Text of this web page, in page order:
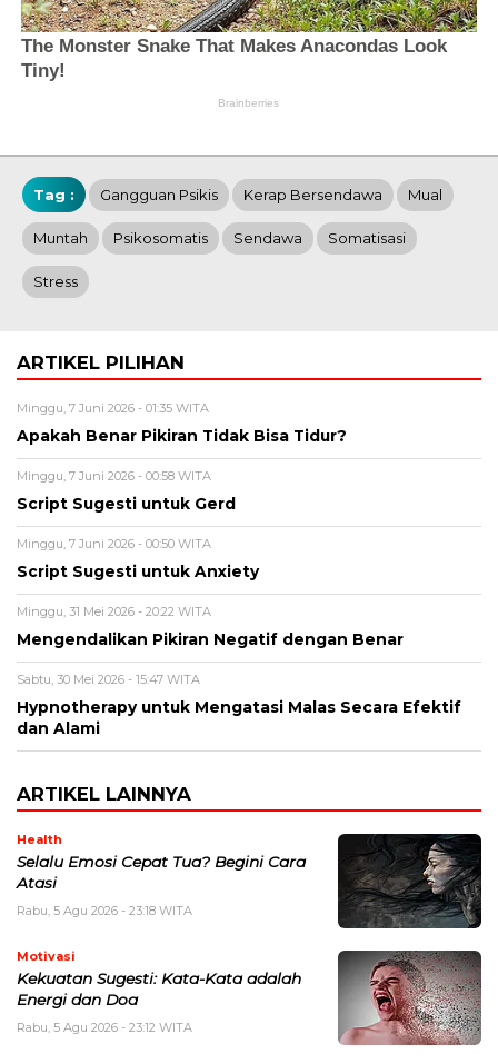
Tag : Gangguan Psikis Kerap Bersendawa Mual
Muntah Psikosomatis Sendawa Somatisasi
Stress
ARTIKEL PILIHAN
Minggu, 7 Juni 2026 - 01:35 WITA
Apakah Benar Pikiran Tidak Bisa Tidur?
Minggu, 7 Juni 2026 - 00:58 WITA
Script Sugesti untuk Gerd
Minggu, 7 Juni 2026 - 00:50 WITA
Script Sugesti untuk Anxiety
Minggu, 31 Mei 2026 - 20:22 WITA
Mengendalikan Pikiran Negatif dengan Benar
Sabtu, 30 Mei 2026 - 15:47 WITA
Hypnotherapy untuk Mengatasi Malas Secara Efektif
dan Alami
ARTIKEL LAINNYA
Health
Selalu Emosi Cepat Tua? Begini Cara
Atasi
Rabu, 5 Agu 2026 - 23:18 WITA
Motivasi
Kekuatan Sugesti: Kata-Kata adalah
Energi dan Doa
Rabu, 5 Agu 2026 - 23:12 WITA